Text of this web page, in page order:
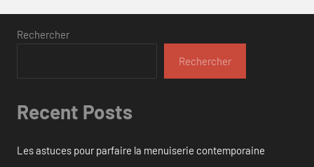
Rechercher
Rechercher
Recent Posts
Les astuces pour parfaire la menuiserie contemporaine